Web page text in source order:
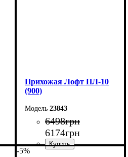
Прихожая Лофт ПЛ-10
(900)
23843
6498грн
6174грн
-5%